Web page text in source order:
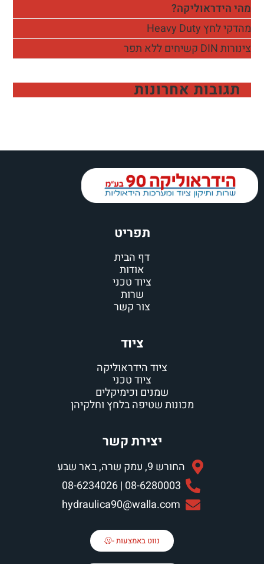
מהי הידראוליקה?
מהדקי לחץ Heavy Duty
צינורות DIN קשיחים ללא תפר
תגובות אחרונות
תפריט
דף הבית
אודות
ציוד טכני
שרות
צור קשר
ציוד
ציוד הידראוליקה
ציוד טכני
שמנים וכימיקלים
מכונות שטיפה בלחץ וחלקיהן
יצירת קשר
החורש 9, עמק שרה, באר שבע
08-6280003 | 08-6234026
hydraulica90@walla.com
נווט באמצעות -